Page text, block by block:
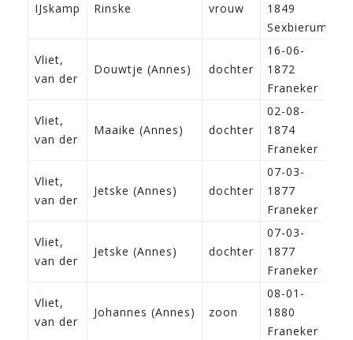
IJskamp Rinske vrouw
1849
Sexbierum
Vliet,
van der
Douwtje (Annes) dochter
16-06-
1872
Franeker
Vliet,
van der
Maaike (Annes) dochter
02-08-
1874
Franeker
Vliet,
van der
Jetske (Annes) dochter
07-03-
1877
Franeker
Vliet,
van der
Jetske (Annes) dochter
07-03-
1877
Franeker
Vliet,
van der
Johannes (Annes) zoon
08-01-
1880
Franeker